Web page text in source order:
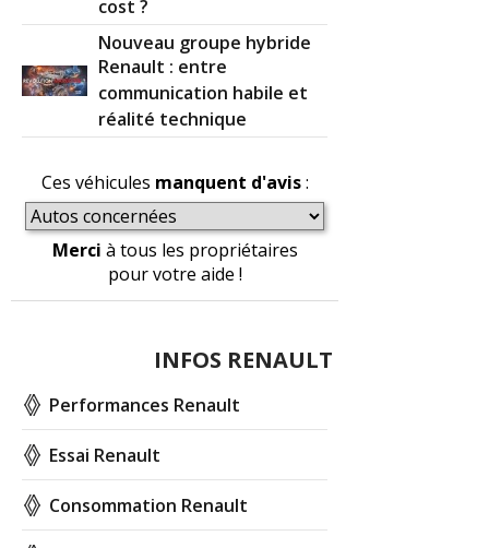
cost ?
Nouveau groupe hybride
Renault : entre
communication habile et
réalité technique
Ces véhicules manquent d'avis:
Merci à tous les propriétaires
pour votre aide !
INFOS RENAULT
Performances Renault
Essai Renault
Consommation Renault